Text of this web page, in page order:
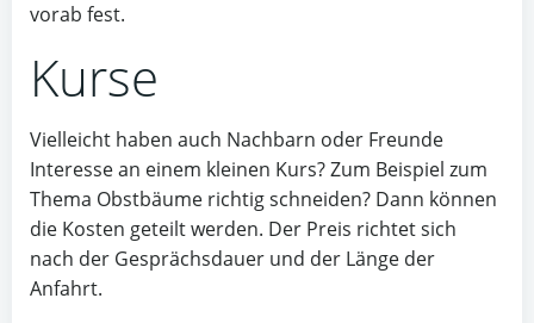
vorab fest.
Kurse
Vielleicht haben auch Nachbarn oder Freunde
Interesse an einem kleinen Kurs? Zum Beispiel zum
Thema Obstbäume richtig schneiden? Dann können
die Kosten geteilt werden. Der Preis richtet sich
nach der Gesprächsdauer und der Länge der
Anfahrt.